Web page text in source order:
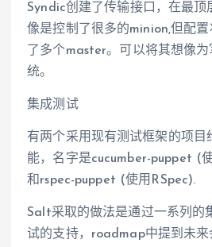
Syndic创建了传输接口，在最
像是控制了很多的minion,但配
了多个master。可以将其想像
统。
集成测试
有两个采用现有测试框架的项目
能，名字是cucumber-puppet (
和rspec-puppet (使用RSpec).
Salt采取的做法是通过一系列的
试的支持，roadmap中提到未